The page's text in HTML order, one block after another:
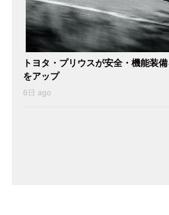
トヨタ・プリウスが安全・機能装
をアップ
6日 ago